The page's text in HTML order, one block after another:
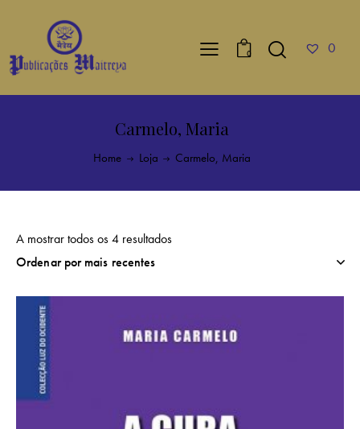
0 0
Carmelo, Maria
Home Loja Carmelo, Maria
A mostrar todos os 4 resultados